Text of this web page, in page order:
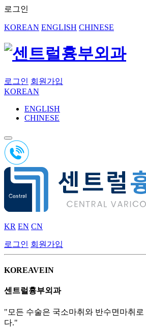
로그인
KOREAN ENGLISH CHINESE
로그인 회원가입
KOREAN
ENGLISH
CHINESE
KR EN CN
로그인 회원가입
KOREAVEIN
센트럴흉부외과
"모든 수술은 국소마취와 반수면마취로
다."